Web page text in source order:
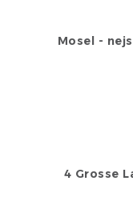
Mosel -
4 Grosse